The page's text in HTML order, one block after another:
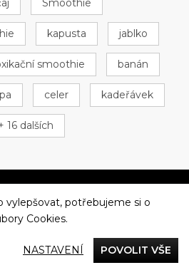
Smoothie
kapusta jablko
smoothie banán
celer kadeřávek
16 dalších
společně
vylepšovat, potřebujeme si o
Cookies.
NASTAVENÍ POVOLIT VŠE